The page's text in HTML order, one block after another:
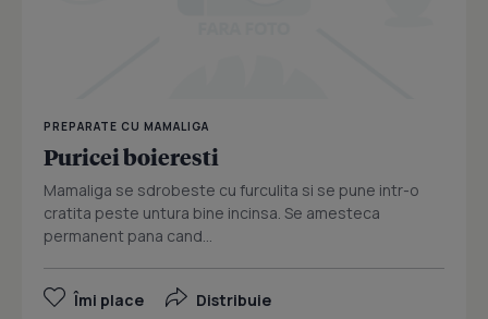
PREPARATE CU MAMALIGA
Puricei boieresti
Mamaliga se sdrobeste cu furculita si se pune intr-o
cratita peste untura bine incinsa. Se amesteca
permanent pana cand...
Îmi place Distribuie